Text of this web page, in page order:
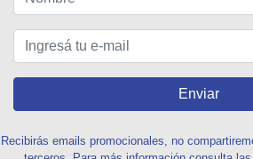
Enviar
Recibirás emails promocionales, no